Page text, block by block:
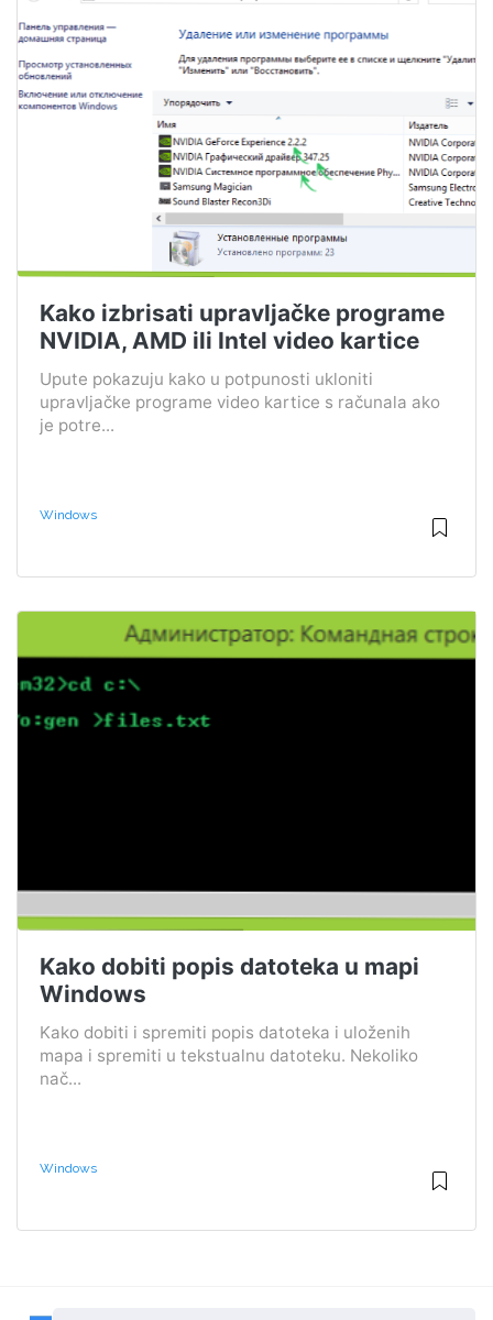
Kako izbrisati upravljačke programe
NVIDIA, AMD ili Intel video kartice
Upute pokazuju kako u potpunosti ukloniti
upravljačke programe video kartice s računala ako
je potre...
Windows
Kako dobiti popis datoteka u mapi
Windows
Kako dobiti i spremiti popis datoteka i uloženih
mapa i spremiti u tekstualnu datoteku. Nekoliko
nač...
Windows